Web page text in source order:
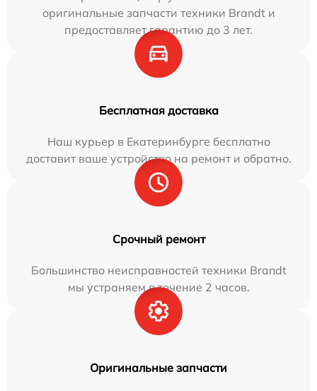
оригинальные запчасти техники Brandt и
предоставляет гарантию до 3 лет.
Бесплатная доставка
Наш курьер в Екатеринбурге бесплатно
доставит ваше устройство на ремонт и обратно.
Срочный ремонт
Большинство неисправностей техники Brandt
мы устраняем в течение 2 часов.
Оригинальные запчасти